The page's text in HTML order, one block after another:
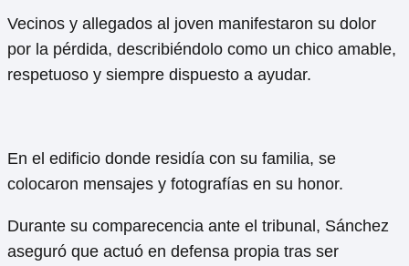
Vecinos y allegados al joven manifestaron su dolor
por la pérdida, describiéndolo como un chico amable,
respetuoso y siempre dispuesto a ayudar.
En el edificio donde residía con su familia, se
colocaron mensajes y fotografías en su honor.
Durante su comparecencia ante el tribunal, Sánchez
aseguró que actuó en defensa propia tras ser